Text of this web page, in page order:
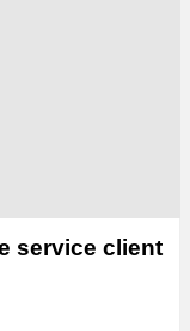
service client